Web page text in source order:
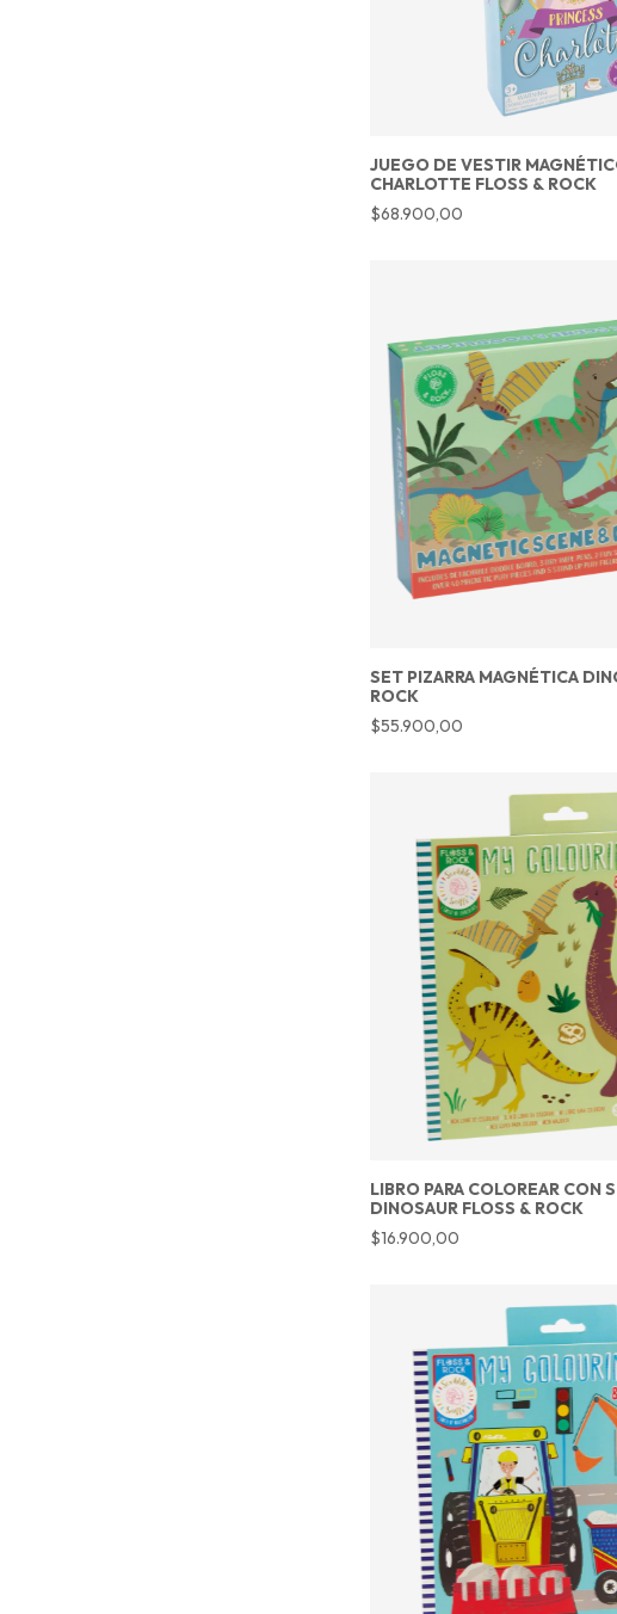
JUEGO DE VESTIR
CHARLOTTE FLOSS & ROCK
$68.900,00
SET PIZARRA MAGNÉTICA
ROCK
$55.900,00
LIBRO PARA COLOREAR CON
DINOSAUR FLOSS & ROCK
$16.900,00